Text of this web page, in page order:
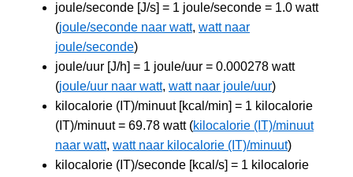
joule/seconde [J/s] = 1 joule/seconde = 1.0 watt
(joule/seconde naar watt, watt naar
joule/seconde)
joule/uur [J/h] = 1 joule/uur = 0.000278 watt
(joule/uur naar watt, watt naar joule/uur)
kilocalorie (IT)/minuut [kcal/min] = 1 kilocalorie
(IT)/minuut = 69.78 watt (kilocalorie (IT)/minuut
naar watt, watt naar kilocalorie (IT)/minuut)
kilocalorie (IT)/seconde [kcal/s] = 1 kilocalorie